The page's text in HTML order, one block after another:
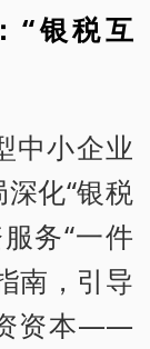
“银税互
中小企业
化“银税
务“一件
南，引导
资本——